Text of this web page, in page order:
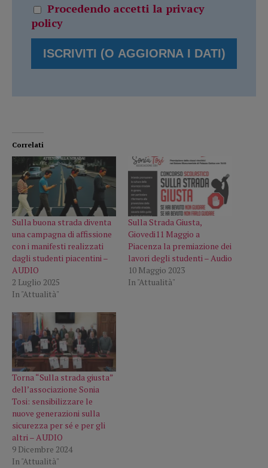
Procedendo accetti la privacy
policy
Correlati
Sulla buona strada diventa
una campagna di affissione
con i manifesti realizzati
dagli studenti piacentini –
AUDIO
2 Luglio 2025
In "Attualità"
Sulla Strada Giusta,
Giovedi11 Maggio a
Piacenza la premiazione dei
lavori degli studenti – Audio
10 Maggio 2023
In "Attualità"
Torna “Sulla strada giusta”
dell’associazione Sonia
Tosi: sensibilizzare le
nuove generazioni sulla
sicurezza per sé e per gli
altri – AUDIO
9 Dicembre 2024
In "Attualità"